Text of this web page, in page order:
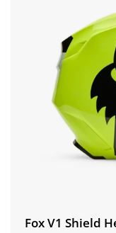
Fox V1 Shield